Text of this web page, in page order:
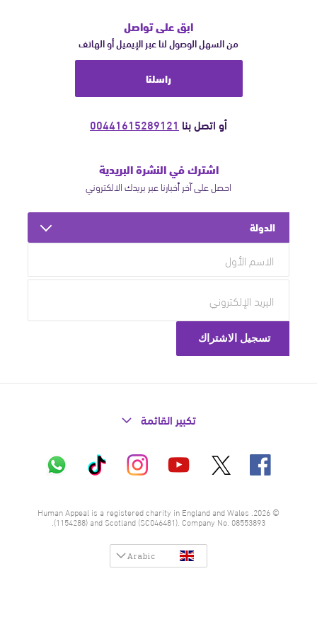
ابق على تواصل
من السهل الوصول لنا عبر الإيميل أو الهاتف
راسلنا
أو اتصل بنا 00441615289121
اشترك في النشرة البريدية
احصل على آخر أخبارنا عبر بريدك الالكتروني
الدولة
تكبير القائمة
فيسبوك يوتيوب إنستاغرام تيك
توك
واتساب
© 2026. Human Appeal is a registered charity in England and Wales
(1154288) and Scotland (SC046481). Company No. 08553893.
Arabic